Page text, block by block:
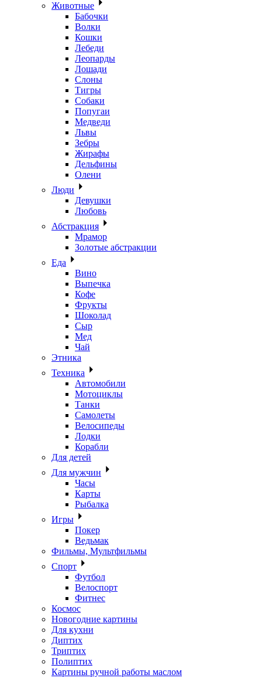
Животные
Бабочки
Волки
Кошки
Лебеди
Леопарды
Лошади
Слоны
Тигры
Собаки
Попугаи
Медведи
Львы
Зебры
Жирафы
Дельфины
Олени
Люди
Девушки
Любовь
Абстракция
Мрамор
Золотые абстракции
Еда
Вино
Выпечка
Кофе
Фрукты
Шоколад
Сыр
Мед
Чай
Этника
Техника
Автомобили
Мотоциклы
Танки
Самолеты
Велосипеды
Лодки
Корабли
Для детей
Для мужчин
Часы
Карты
Рыбалка
Игры
Покер
Ведьмак
Фильмы, Мультфильмы
Спорт
Футбол
Велоспорт
Фитнес
Космос
Новогодние картины
Для кухни
Диптих
Триптих
Полиптих
Картины ручной работы маслом